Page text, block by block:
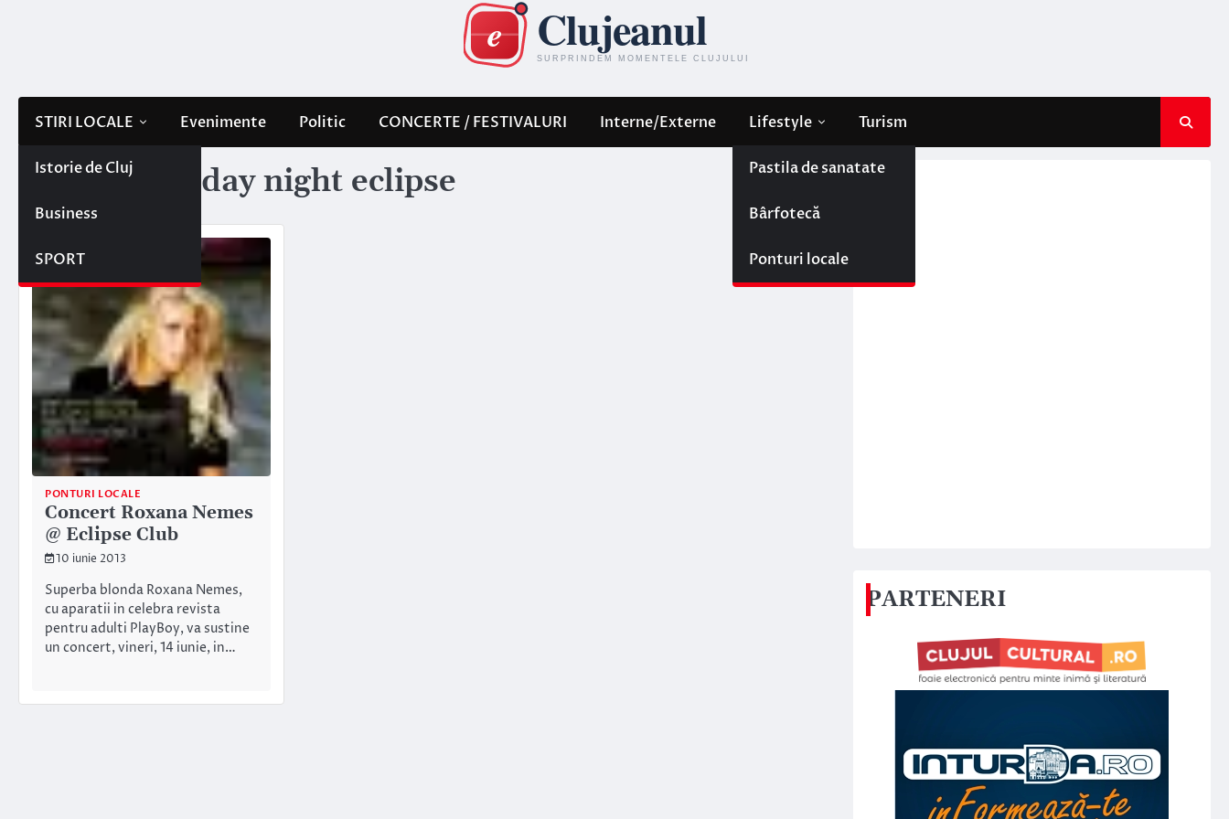
STIRI LOCALE
Istorie de Cluj
Business
SPORT
Evenimente Politic CONCERTE / FESTIVALURI Interne/Externe Lifestyle
Pastila de sanatate
Bârfotecă
Ponturi locale
Turism
Etichetă: friday night eclipse
PONTURI LOCALE
Concert Roxana Nemes
@ Eclipse Club
10 iunie 2013
Superba blonda Roxana Nemes,
cu aparatii in celebra revista
pentru adulti PlayBoy, va sustine
un concert, vineri, 14 iunie, in…
PARTENERI